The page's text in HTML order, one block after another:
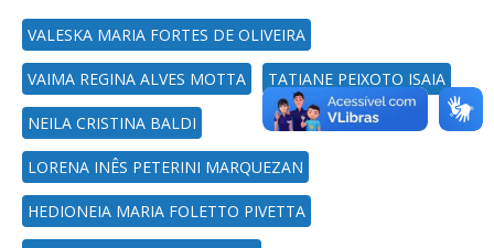
VALESKA MARIA FORTES DE OLIVEIRA
VAIMA REGINA ALVES MOTTA TATIANE PEIXOTO ISAIA
NEILA CRISTINA BALDI
LORENA INÊS PETERINI MARQUEZAN
HEDIONEIA MARIA FOLETTO PIVETTA